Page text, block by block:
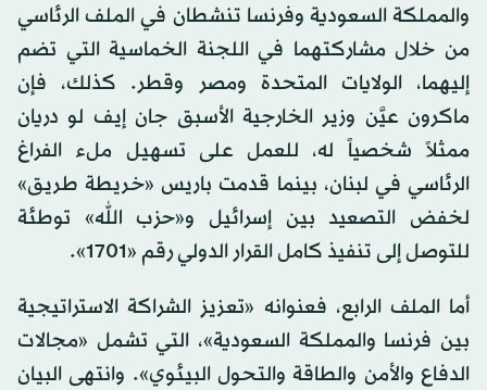
والمملكة السعودية وفرنسا تنشطان في الملف الرئاسي
من خلال مشاركتهما في اللجنة الخماسية التي تضم
إليهما، الولايات المتحدة ومصر وقطر. كذلك، فإن
ماكرون عيَّن وزير الخارجية الأسبق جان إيف لو دريان
ممثلاً شخصياً له، للعمل على تسهيل ملء الفراغ
الرئاسي في لبنان، بينما قدمت باريس «خريطة طريق»
لخفض التصعيد بين إسرائيل و«حزب الله» توطئة
للتوصل إلى تنفيذ كامل القرار الدولي رقم «1701».
أما الملف الرابع، فعنوانه «تعزيز الشراكة الاستراتيجية
بين فرنسا والمملكة السعودية»، التي تشمل «مجالات
الدفاع والأمن والطاقة والتحول البيئوي». وانتهى البيان